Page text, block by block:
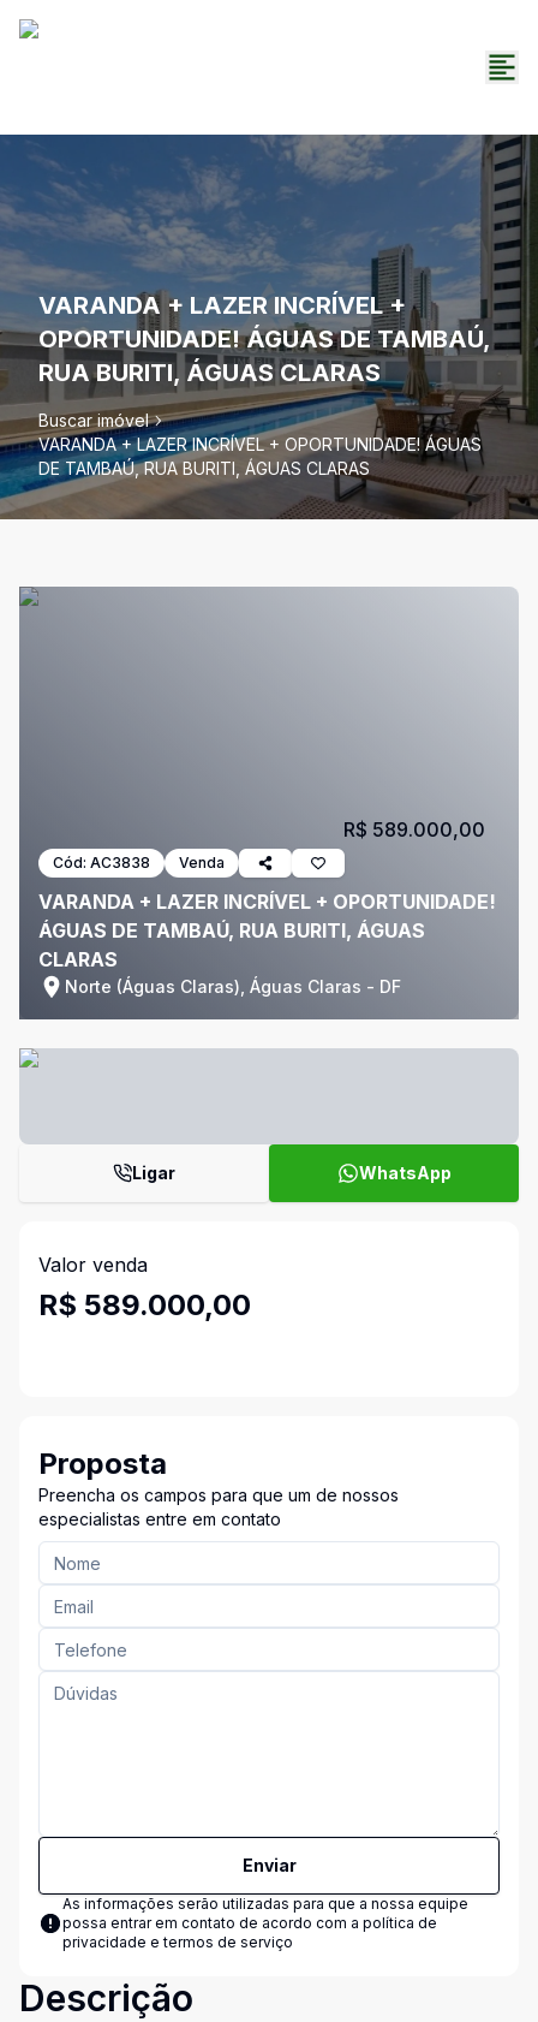
VARANDA + LAZER INCRÍVEL +
OPORTUNIDADE! ÁGUAS DE TAMBAÚ,
RUA BURITI, ÁGUAS CLARAS
Buscar imóvel
VARANDA + LAZER INCRÍVEL + OPORTUNIDADE! ÁGUAS
DE TAMBAÚ, RUA BURITI, ÁGUAS CLARAS
Cód: AC3838 Venda
VARANDA + LAZER INCRÍVEL + OPORTUNIDADE!
ÁGUAS DE TAMBAÚ, RUA BURITI, ÁGUAS
CLARAS
Norte (Águas Claras), Águas Claras - DF
R$ 589.000,00
Ligar WhatsApp
Valor venda
R$ 589.000,00
Proposta
Preencha os campos para que um de nossos
especialistas entre em contato
Enviar
As informações serão utilizadas para que a nossa equipe
possa entrar em contato de acordo com a política de
privacidade e termos de serviço
Descrição